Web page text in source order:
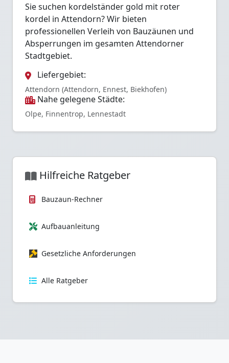
Sie suchen kordelständer gold mit roter
kordel in Attendorn? Wir bieten
professionellen Verleih von Bauzäunen und
Absperrungen im gesamten Attendorner
Stadtgebiet.
Liefergebiet:
Attendorn (Attendorn, Ennest, Biekhofen)
Nahe gelegene Städte:
Olpe, Finnentrop, Lennestadt
Hilfreiche Ratgeber
Bauzaun-Rechner
Aufbauanleitung
Gesetzliche Anforderungen
Alle Ratgeber